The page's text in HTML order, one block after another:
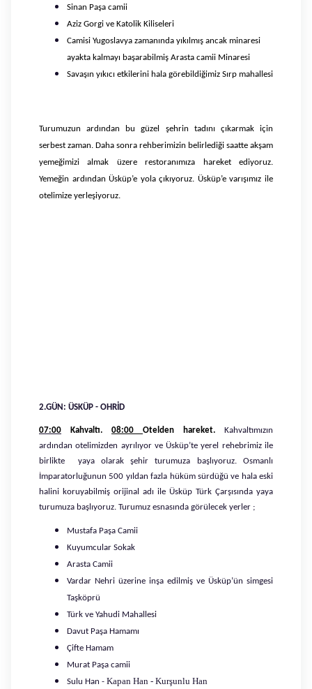
Sinan Paşa camii
Aziz Gorgi ve Katolik Kiliseleri
Camisi Yugoslavya zamanında yıkılmış ancak minaresi
ayakta kalmayı başarabilmiş Arasta camii Minaresi
Savaşın yıkıcı etkilerini hala görebildiğimiz Sırp mahallesi
Turumuzun ardından bu güzel şehrin tadını çıkarmak için
serbest zaman. Daha sonra rehberimizin belirlediği saatte akşam
yemeğimizi almak üzere restoranımıza hareket ediyoruz.
Yemeğin ardından Üsküp’e yola çıkıyoruz. Üsküp’e varışımız ile
otelimize yerleşiyoruz.
2.GÜN: ÜSKÜP - OHRİD
07:00 Kahvaltı. 08:00 Otelden hareket. Kahvaltımızın
ardından otelimizden ayrılıyor ve Üsküp’te yerel rehebrimiz ile
birlikte yaya olarak şehir turumuza başlıyoruz. Osmanlı
İmparatorluğunun 500 yıldan fazla hüküm sürdüğü ve hala eski
halini koruyabilmiş orijinal adı ile Üsküp Türk Çarşısında yaya
turumuza başlıyoruz. Turumuz esnasında görülecek yerler ;
Mustafa Paşa Camii
Kuyumcular Sokak
Arasta Camii
Vardar Nehri üzerine inşa edilmiş ve Üsküp’ün simgesi
Taşköprü
Türk ve Yahudi Mahallesi
Davut Paşa Hamamı
Çifte Hamam
Murat Paşa camii
Sulu Han - Kapan Han - Kurşunlu Han